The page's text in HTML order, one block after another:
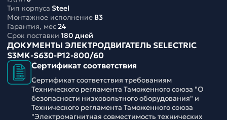
Тип корпуса Steel
Монтажное исполнение B3
Гарантия, мес24
Срок поставки 180 дней
ДОКУМЕНТЫ ЭЛЕКТРОДВИГАТЕЛЬ SELECTRIC
S3MK-S630-P12-800/60
Сертификат соответствия
Сертификат соответствия требованиям
Технического регламента Таможенного союза "О
безопасности низковольтного оборудования" и
Технического регламента Таможенного союза
"Электромагнитная совместимость технических